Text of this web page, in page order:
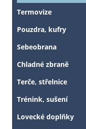
Termovize
Pouzdra, kufry
Sebeobrana
Chladné zbraně
Terče, střelnice
Trénink, sušení
Lovecké doplňky